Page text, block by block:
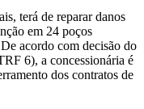
terá de reparar danos
em 24 poços
acordo com decisão do
6), a concessionária é
dos contratos de